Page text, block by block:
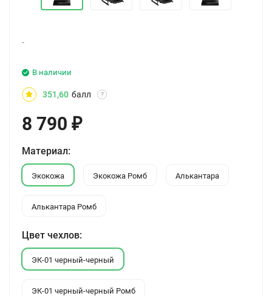
-
В наличии
351,60 балл ?
8 790 ₽
Материал:
Экокожа Экокожа Ромб Алькантара
Алькантара Ромб
Цвет чехлов:
ЭК-01 черный-черный
ЭК-01 черный-черный Ромб